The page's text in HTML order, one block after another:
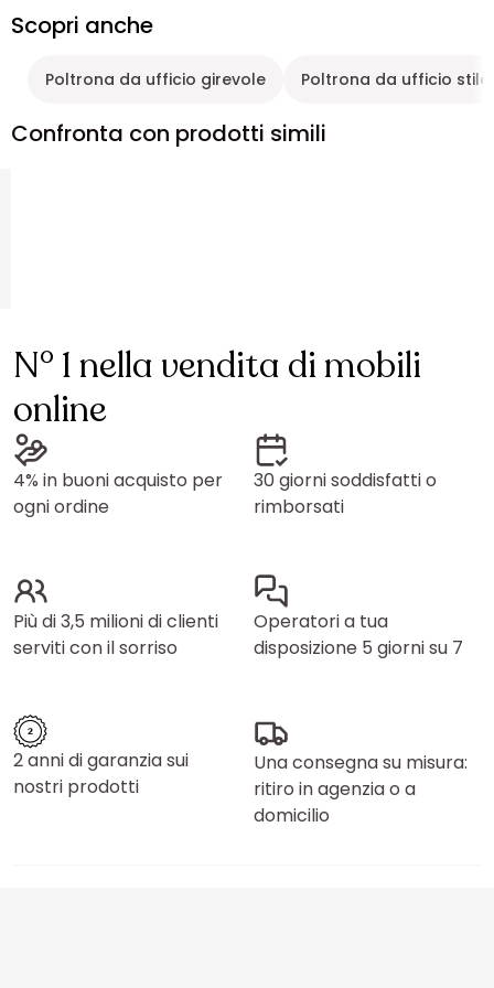
Scopri anche
Poltrona da ufficio girevole Poltrona da ufficio
Confronta con prodotti simili
N° 1 nella vendita di mobili
online
4% in buoni acquisto per
ogni ordine
30 giorni soddisfatti o
rimborsati
Più di 3,5 milioni di clienti
serviti con il sorriso
Operatori a tua
disposizione 5 giorni su 7
2 anni di garanzia sui
nostri prodotti
Una consegna su misura:
ritiro in agenzia o a
domicilio